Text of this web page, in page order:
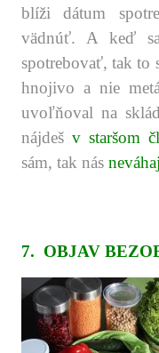
blíži dátum
vädnúť. A keď
spotrebovať, tak to
hnojivo a nie
uvoľňoval na
nájdeš v staršom
sám, tak nás
7. OBJAV